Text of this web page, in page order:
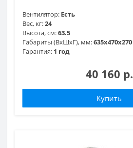
Вентилятор: Есть
Вес, кг:24
Высота, см:63.5
Габариты (ВхШхГ), мм:635x470x270
Гарантия: 1 год
40 160 р.
Купить